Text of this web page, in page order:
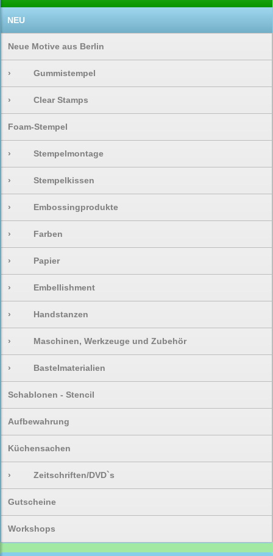
NEU
Neue Motive aus Berlin
› Gummistempel
› Clear Stamps
Foam-Stempel
› Stempelmontage
› Stempelkissen
› Embossingprodukte
› Farben
› Papier
› Embellishment
› Handstanzen
› Maschinen, Werkzeuge und Zubehör
› Bastelmaterialien
Schablonen - Stencil
Aufbewahrung
Küchensachen
› Zeitschriften/DVD`s
Gutscheine
Workshops